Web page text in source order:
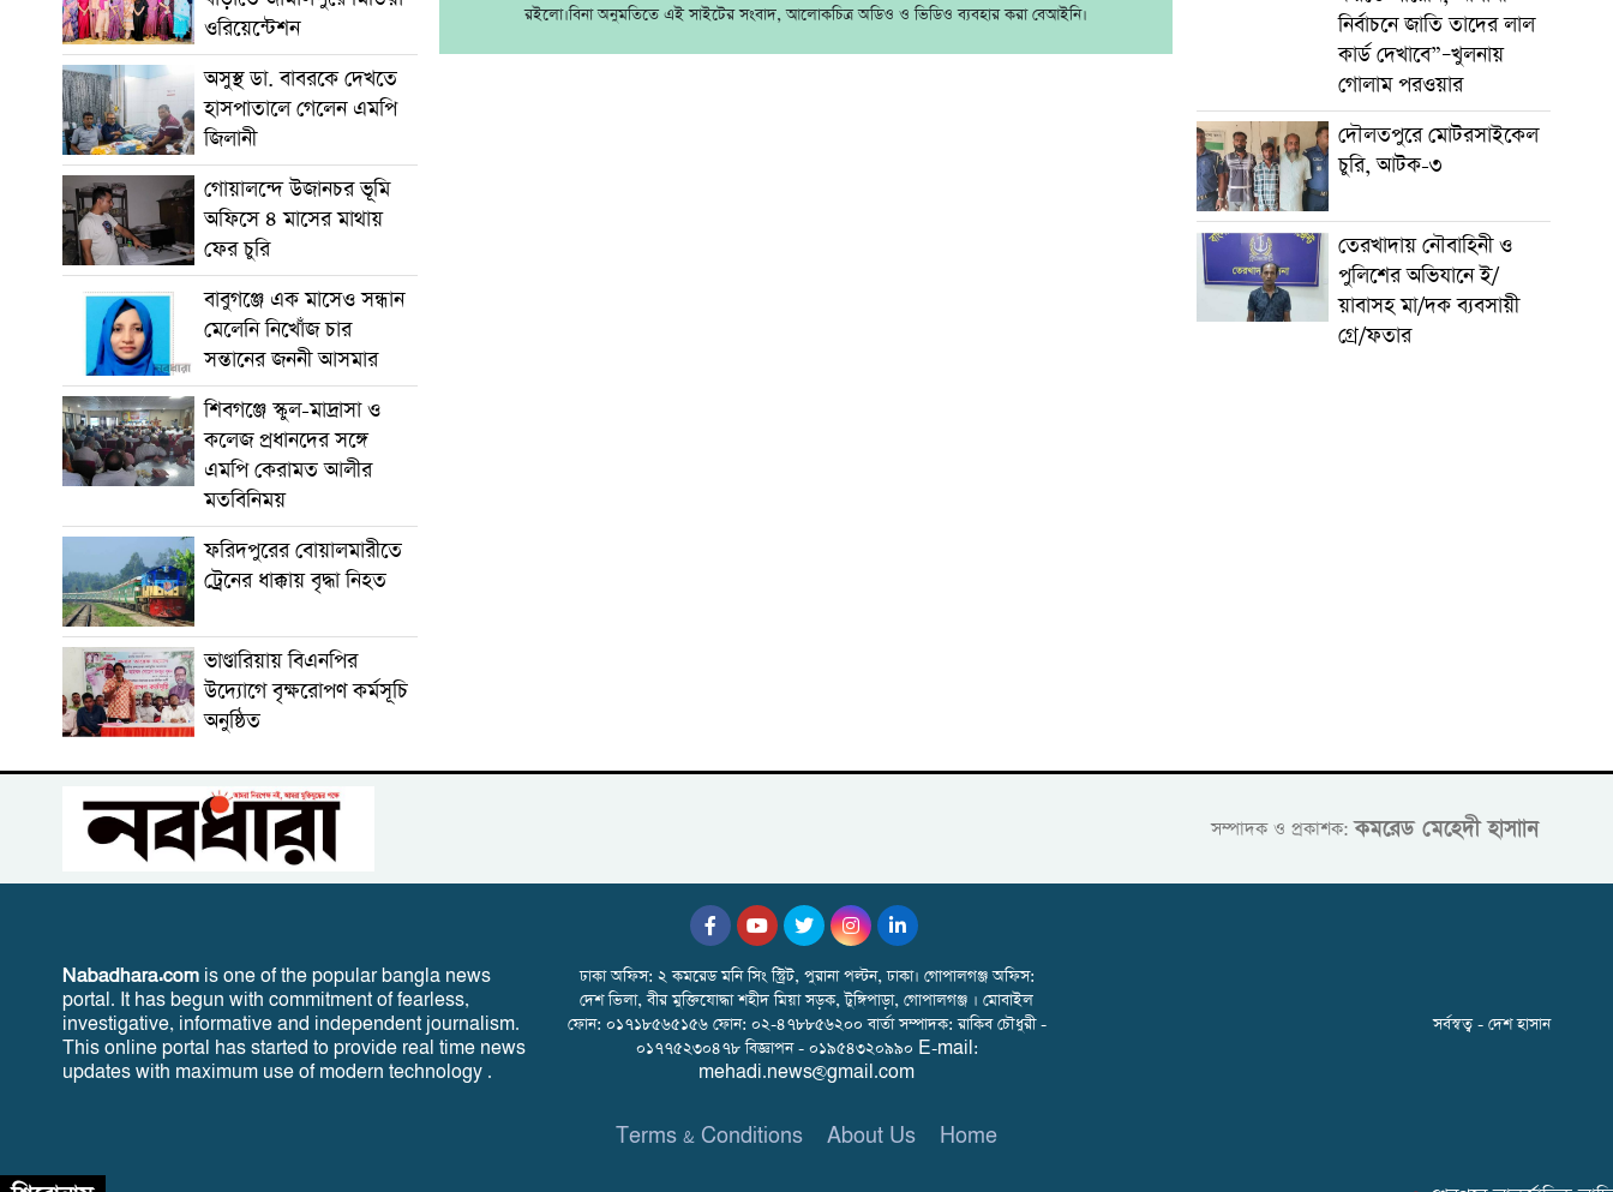
ওরিয়েন্টেশন
অসুস্থ ডা. বাবরকে দেখতে
হাসপাতালে গেলেন এমপি
জিলানী
গোয়ালন্দে উজানচর ভূমি
অফিসে ৪ মাসের মাথায়
ফের চুরি
বাবুগঞ্জে এক মাসেও সন্ধান
মেলেনি নিখোঁজ চার
সন্তানের জননী আসমার
শিবগঞ্জে স্কুল-মাদ্রাসা ও
কলেজ প্রধানদের সঙ্গে
এমপি কেরামত আলীর
মতবিনিময়
ফরিদপুরের বোয়ালমারীতে
ট্রেনের ধাক্কায় বৃদ্ধা নিহত
ভাণ্ডারিয়ায় বিএনপির
উদ্যোগে বৃক্ষরোপণ কর্মসূচি
অনুষ্ঠিত
রইলো।বিনা অনুমতিতে এই সাইটের সংবাদ, আলোকচিত্র অডিও ও ভিডিও ব্যবহার করা বেআইনি।
নির্বাচনে জাতি তাদের লাল
কার্ড দেখাবে”–খুলনায়
গোলাম পরওয়ার
দৌলতপুরে মোটরসাইকেল
চুরি, আটক-৩
তেরখাদায় নৌবাহিনী ও
পুলিশের অভিযানে ই/
য়াবাসহ মা/দক ব্যবসায়ী
গ্রে/ফতার
সম্পাদক ও প্রকাশক:কমরেড মেহেদী হাসাান
Nabadhara.com is one of the popular bangla news
portal. It has begun with commitment of fearless,
investigative, informative and independent journalism.
This online portal has started to provide real time news
updates with maximum use of modern technology .
ঢাকা অফিস: ২ কমরেড মনি সিং স্ট্রিট, পুরানা পল্টন, ঢাকা। গোপালগঞ্জ অফিস:
দেশ ভিলা, বীর মুক্তিযোদ্ধা শহীদ মিয়া সড়ক, টুঙ্গিপাড়া, গোপালগঞ্জ । মোবাইল
ফোন: ০১৭১৮৫৬৫১৫৬ ফোন: ০২-৪৭৮৮৫৬২০০ বার্তা সম্পাদক: রাকিব চৌধুরী -
০১৭৭৫২৩০৪৭৮ বিজ্ঞাপন - ০১৯৫৪৩২০৯৯০ E-mail:
mehadi.news@gmail.com
Terms & Conditions About Us Home
সর্বস্বত্ব - দেশ হাসান